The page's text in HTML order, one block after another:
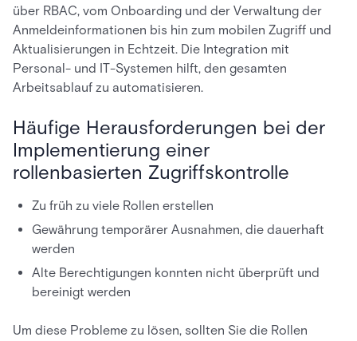
über RBAC, vom Onboarding und der Verwaltung der
Anmeldeinformationen bis hin zum mobilen Zugriff und
Aktualisierungen in Echtzeit. Die Integration mit
Personal- und IT-Systemen hilft, den gesamten
Arbeitsablauf zu automatisieren.
Häufige Herausforderungen bei der
Implementierung einer
rollenbasierten Zugriffskontrolle
Zu früh zu viele Rollen erstellen
Gewährung temporärer Ausnahmen, die dauerhaft
werden
Alte Berechtigungen konnten nicht überprüft und
bereinigt werden
Um diese Probleme zu lösen, sollten Sie die Rollen